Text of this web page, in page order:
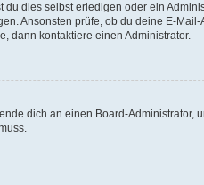
dies selbst erledigen oder ein
Ansonsten prüfe, ob du deine E-
dann kontaktiere einen Administrator.
dich an einen Board-Administrator,